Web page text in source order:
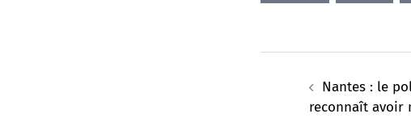
d’articleNantes : le
reconnaît avoir